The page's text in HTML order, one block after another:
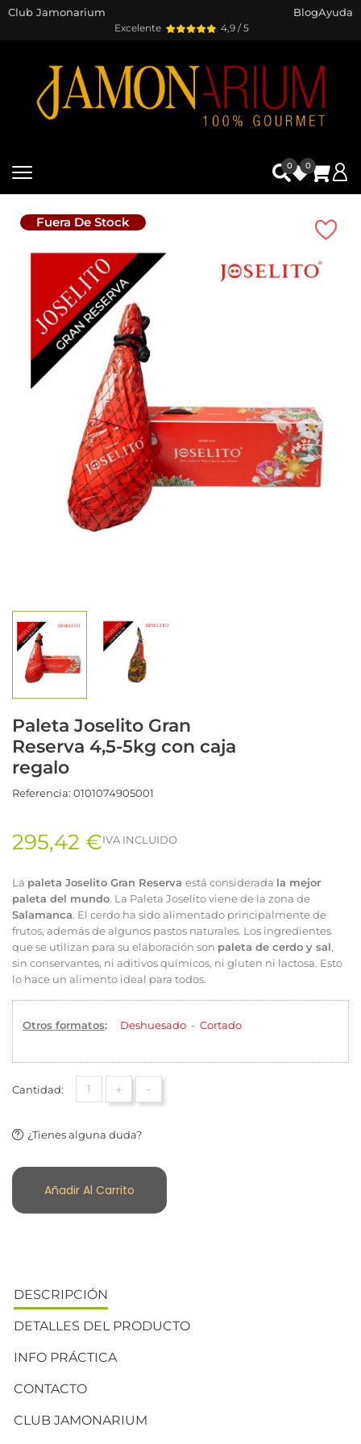
Excelente 4,9 / 5
Club Jamonarium BlogAyuda
0 0
Fuera De Stock
Paleta Joselito Gran
Reserva 4,5-5kg con caja
regalo
Referencia: 0101074905001
295,42 €IVA INCLUIDO
La paleta Joselito Gran Reserva está considerada la mejor
paleta del mundo. La Paleta Joselito viene de la zona de
Salamanca. El cerdo ha sido alimentado principalmente de
frutos, además de algunos pastos naturales. Los ingredientes
que se utilizan para su elaboración son paleta de cerdo y sal,
sin conservantes, ni aditivos químicos, ni gluten ni lactosa. Esto
lo hace un alimento ideal para todos.
Otros formatos: Deshuesado - Cortado
Cantidad: + -
¿Tienes alguna duda?
Añadir Al Carrito
DESCRIPCIÓN
DETALLES DEL PRODUCTO
INFO PRÁCTICA
CONTACTO
CLUB JAMONARIUM